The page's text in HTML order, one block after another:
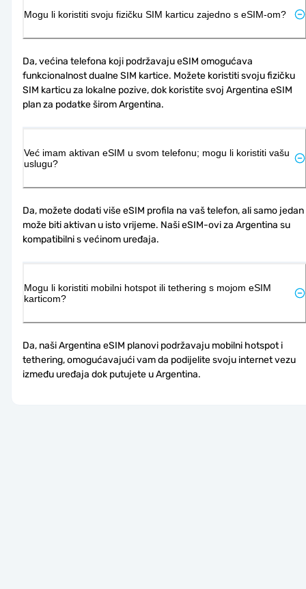
Mogu li koristiti svoju fizičku SIM karticu zajedno s eSIM-om?
Da, većina telefona koji podržavaju eSIM omogućava
funkcionalnost dualne SIM kartice. Možete koristiti svoju fizičku
SIM karticu za lokalne pozive, dok koristite svoj Argentina eSIM
plan za podatke širom Argentina.
Već imam aktivan eSIM u svom telefonu; mogu li koristiti vašu
uslugu?
Da, možete dodati više eSIM profila na vaš telefon, ali samo jedan
može biti aktivan u isto vrijeme. Naši eSIM-ovi za Argentina su
kompatibilni s većinom uređaja.
Mogu li koristiti mobilni hotspot ili tethering s mojom eSIM
karticom?
Da, naši Argentina eSIM planovi podržavaju mobilni hotspot i
tethering, omogućavajući vam da podijelite svoju internet vezu
između uređaja dok putujete u Argentina.